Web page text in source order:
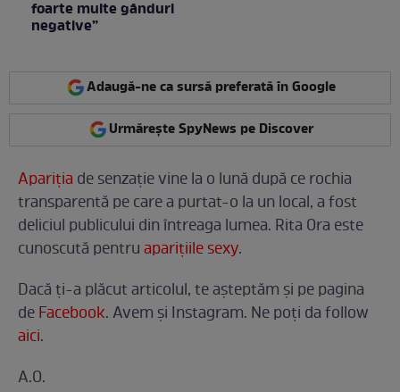
foarte multe gânduri
negative”
Adaugă-ne ca sursă preferată în Google
Urmărește SpyNews pe Discover
Apariţia de senzaţie vine la o lună după ce rochia
transparentă pe care a purtat-o la un local, a fost
deliciul publicului din întreaga lumea. Rita Ora este
cunoscută pentruapariţiile sexy.
Dacă ți-a plăcut articolul, te așteptăm și pe pagina
deFacebook. Avem și Instagram. Ne poți da follow
aici.
A.O.